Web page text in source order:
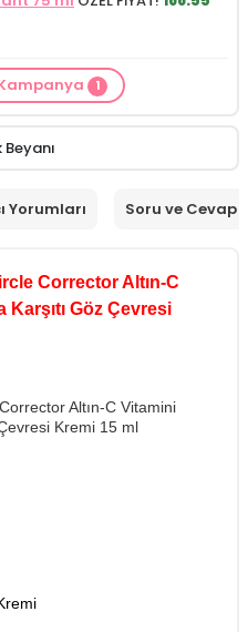
siparişinizdeMamaaura
1
Beyanı
Yorumları Soru ve Cevap
Corrector Altın-C
Göz Çevresi
Altın-C Vitamini
Kremi 15 ml